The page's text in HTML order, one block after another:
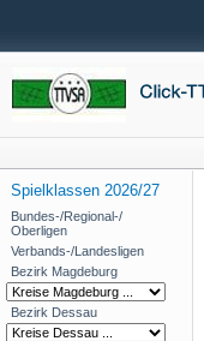
Spielklassen 2026/27
Bundes-/Regional-/
Oberligen
Verbands-/Landesligen
Bezirk Magdeburg
Bezirk Dessau